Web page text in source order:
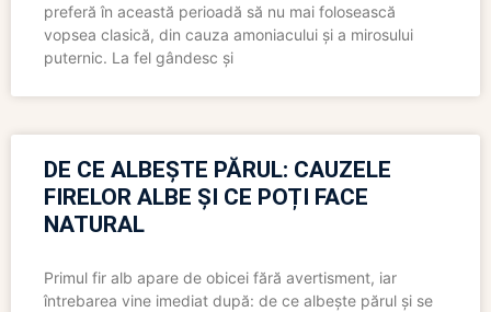
preferă în această perioadă să nu mai folosească
vopsea clasică, din cauza amoniacului și a mirosului
puternic. La fel gândesc și
DE CE ALBEȘTE PĂRUL: CAUZELE
FIRELOR ALBE ȘI CE POȚI FACE
NATURAL
Primul fir alb apare de obicei fără avertisment, iar
întrebarea vine imediat după: de ce albește părul și se